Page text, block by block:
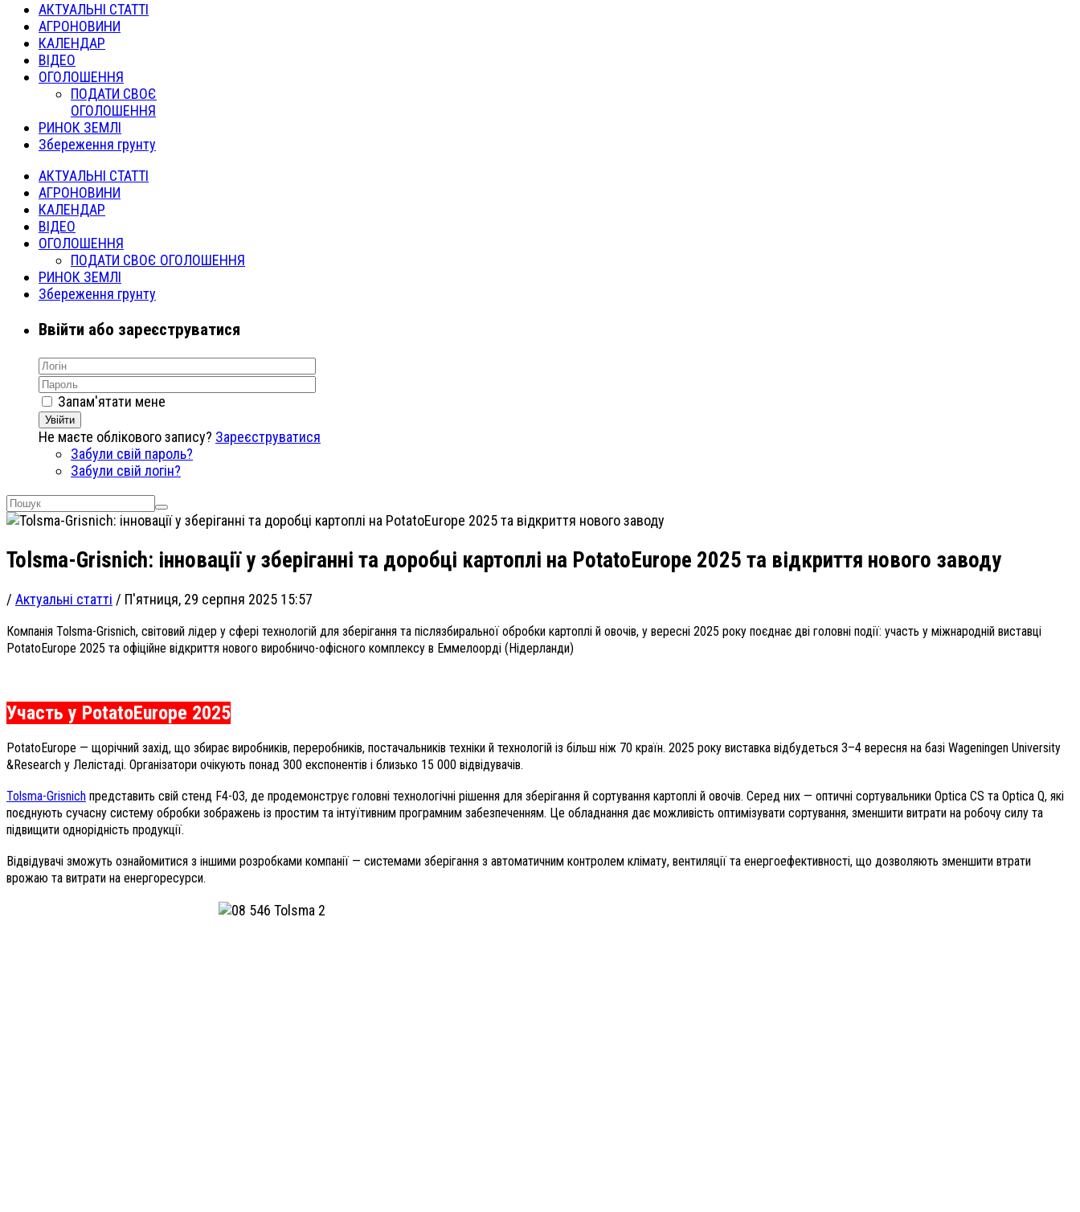
АКТУАЛЬНІ СТАТТІ
АГРОНОВИНИ
КАЛЕНДАР
ВІДЕО
ОГОЛОШЕННЯ
ПОДАТИ СВОЄ
ОГОЛОШЕННЯ
РИНОК ЗЕМЛІ
Збереження грунту
АКТУАЛЬНІ СТАТТІ
АГРОНОВИНИ
КАЛЕНДАР
ВІДЕО
ОГОЛОШЕННЯ
ПОДАТИ СВОЄ ОГОЛОШЕННЯ
РИНОК ЗЕМЛІ
Збереження грунту
Ввійти або зареєструватися
Запам'ятати мене
Увійти
Не маєте облікового запису? Зареєструватися
Забули свій пароль?
Забули свій логін?
Tolsma-Grisnich: інновації у зберіганні та доробці картоплі на PotatoEurope 2025 та відкриття нового заводу
/ Актуальні статті / П'ятниця, 29 серпня 2025 15:57
Компанія Tolsma-Grisnich, світовий лідер у сфері технологій для зберігання та післязбиральної обробки картоплі й овочів, у вересні 2025 року поєднає дві головні події: участь у міжнародній виставці
PotatoEurope 2025 та офіційне відкриття нового виробничо-офісного комплексу в Еммелоорді (Нідерланди)
Участь у PotatoEurope 2025
PotatoEurope — щорічний захід, що збирає виробників, переробників, постачальників техніки й технологій із більш ніж 70 країн. 2025 року виставка відбудеться 3–4 вересня на базі Wageningen University
&Research у Лелістаді. Організатори очікують понад 300 експонентів і близько 15 000 відвідувачів.
Tolsma-Grisnich представить свій стенд F4-03, де продемонструє головні технологічні рішення для зберігання й сортування картоплі й овочів. Серед них — оптичні сортувальники Optica CS та Optica Q, які
поєднують сучасну систему обробки зображень із простим та інтуїтивним програмним забезпеченням. Це обладнання дає можливість оптимізувати сортування, зменшити витрати на робочу силу та
підвищити однорідність продукції.
Відвідувачі зможуть ознайомитися з іншими розробками компанії — системами зберігання з автоматичним контролем клімату, вентиляції та енергоефективності, що дозволяють зменшити втрати
врожаю та витрати на енергоресурси.